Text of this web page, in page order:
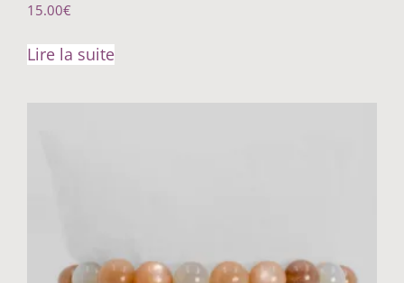
15.00€
Lire la suite